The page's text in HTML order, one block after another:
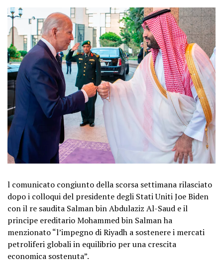
l comunicato congiunto della scorsa settimana rilasciato
dopo i colloqui del presidente degli Stati Uniti Joe Biden
con il re saudita Salman bin Abdulaziz Al-Saud e il
principe ereditario Mohammed bin Salman ha
menzionato “l’impegno di Riyadh a sostenere i mercati
petroliferi globali in equilibrio per una crescita
economica sostenuta”.